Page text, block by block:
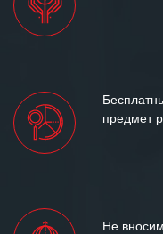
предмет
Не